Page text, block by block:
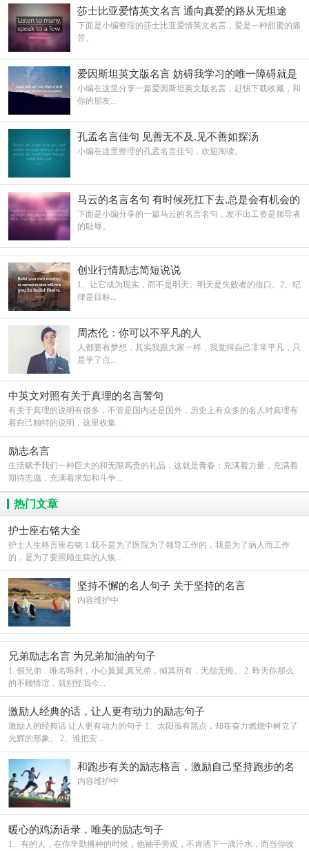
莎士比亚爱情英文名言 通向真爱的路从无坦途
下面是小编整理的莎士比亚爱情英文名言，爱是一种甜蜜的痛
苦。
爱因斯坦英文版名言 妨碍我学习的唯一障碍就是
我的教育
小编在这里分享一篇爱因斯坦英文版名言，赶快下载收藏，和
你的朋友...
孔孟名言佳句 见善无不及,见不善如探汤
小编在这里整理的孔孟名言佳句，欢迎阅读。
马云的名言名句 有时候死扛下去,总是会有机会的
下面是小编分享的一篇马云的名言名句，发不出工资是领导者
的耻辱。
创业行情励志简短说说
1、让它成为现实，而不是明天。明天是失败者的借口。2、纪
律是目标...
周杰伦：你可以不平凡的人
人都要有梦想，其实我跟大家一样，我觉得自己非常平凡，只
是学了点...
中英文对照有关于真理的名言警句
有关于真理的说明有很多，不管是国内还是国外，历史上有众多的名人对真理有
着自己独特的说明，这里收集...
励志名言
生活赋予我们一种巨大的和无限高贵的礼品，这就是青春：充满着力量，充满着
期待志愿，充满着求知和斗争...
热门文章
护士座右铭大全
护士人生格言座右铭 1.我不是为了医院为了领导工作的，我是为了病人而工作
的，是为了要照顾生病的人恢...
坚持不懈的名人句子 关于坚持的名言
内容维护中
兄弟励志名言 为兄弟加油的句子
1. 假兄弟，唯名唯利，小心翼翼;真兄弟，倾其所有，无怨无悔。 2. 昨天你那么
的不顾情谊，就别怪我今...
激励人经典的话，让人更有动力的励志句子
激励人的经典话 让人更有动力的句子 1、太阳虽有黑点，却在奋力燃烧中树立了
光辉的形象。 2、谁把安...
和跑步有关的励志格言，激励自己坚持跑步的名
言
内容维护中
暖心的鸡汤语录，唯美的励志句子
1、有的人，在你辛勤播种的时候，他袖手旁观，不肯洒下一滴汗水，而当你收